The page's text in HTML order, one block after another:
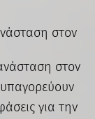
στον
στον
για την